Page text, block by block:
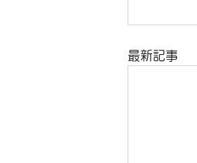
最新記事